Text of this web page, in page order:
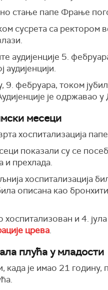
стање папе Фрање
сусрета са ректором
аудијенције 5.
аудијенцији.
9. фебруара, током
је одржавао
месеци
хоспитализација
показали су се
и прехлада.
хоспитализација
описана као
хоспитализован и 4.
црева.
плућа у младости
када је имао 21 годину,